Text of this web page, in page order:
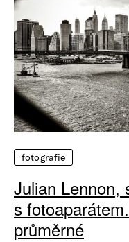
fotografie
Julian Lennon,
s
průměrné